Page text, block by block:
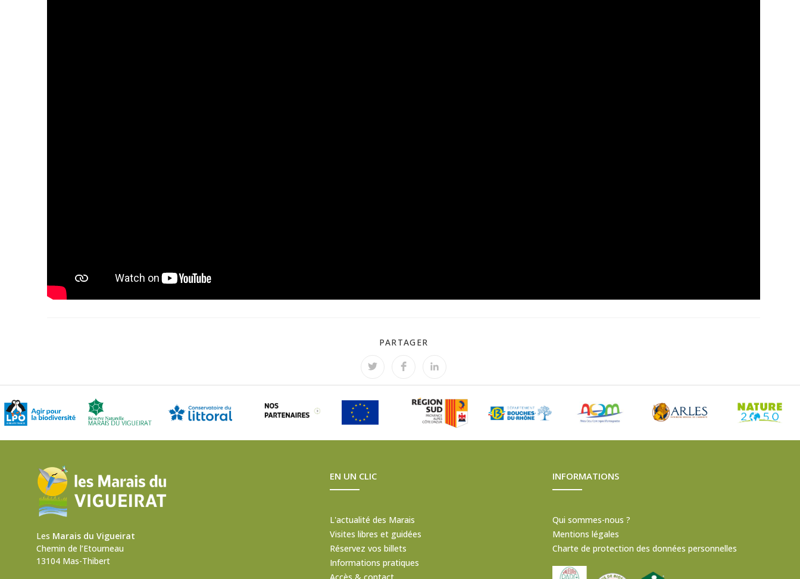
PARTAGER
Les Marais du Vigueirat
Chemin de l’Etourneau
13104 Mas-Thibert
EN UN CLIC
L'actualité des Marais
Visites libres et guidées
Réservez vos billets
Informations pratiques
Accès & contact
INFORMATIONS
Qui sommes-nous ?
Mentions légales
Charte de protection des données personnelles